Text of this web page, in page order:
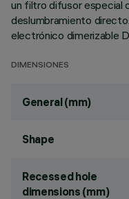
un filtro difusor especial
deslumbramiento
electrónico dimerizable
DIMENSIONES
General (mm)
Shape
Recessed hole
dimensions (mm)